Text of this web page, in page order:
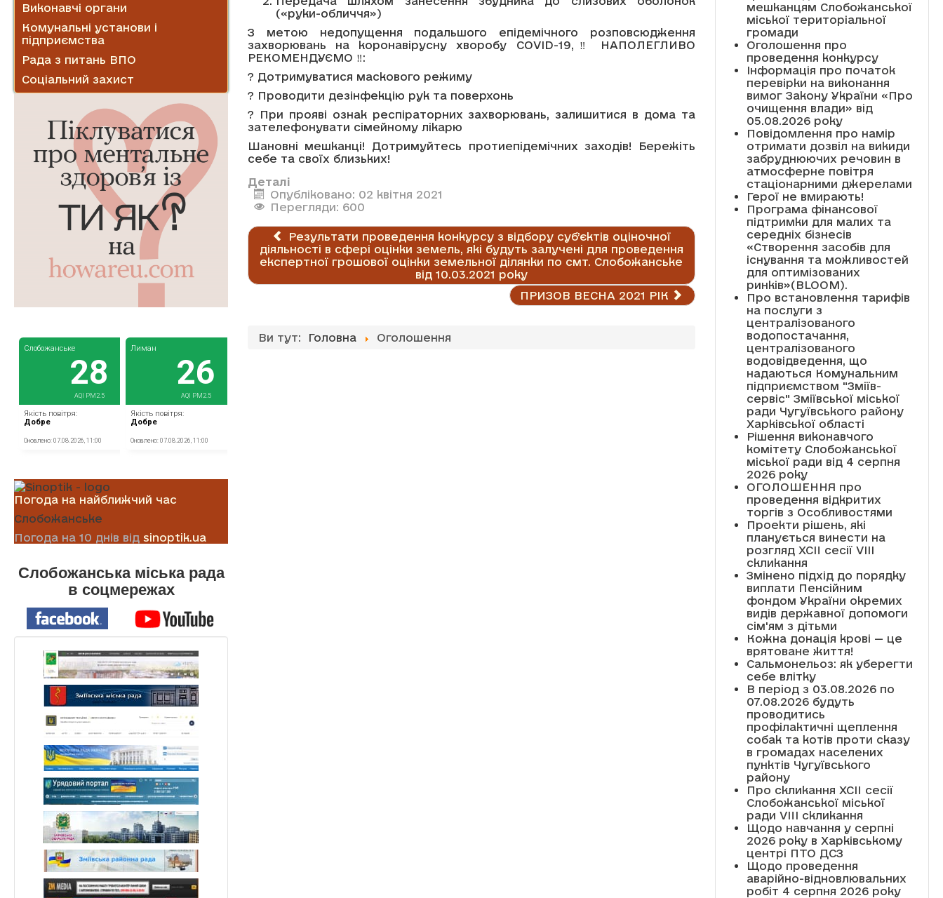
Виконавчі органи
Комунальні установи і
підприємства
Рада з питань ВПО
Соціальний захист
Погода на найближчий час
Слобожанське
Погода на 10 днів від sinoptik.ua
Слобожанська міська рада
в соцмережах
(«руки-обличчя»)
З метою недопущення подальшого епідемічного розповсюдження
захворювань на коронавірусну хворобу COVID-19,‼ НАПОЛЕГЛИВО
РЕКОМЕНДУЄМО ‼:
? Дотримуватися маскового режиму
? Проводити дезінфекцію рук та поверхонь
? При прояві ознак респіраторних захворювань, залишитися в дома та
зателефонувати сімейному лікарю
Шановні мешканці! Дотримуйтесь протиепідемічних заходів! Бережіть
себе та своїх близьких!
Деталі
Опубліковано: 02 квітня 2021
Перегляди: 600
Результати проведення конкурсу з відбору суб’єктів оціночної
діяльності в сфері оцінки земель, які будуть залучені для проведення
експертної грошової оцінки земельної ділянки по смт. Слобожанське
від 10.03.2021 року
ПРИЗОВ ВЕСНА 2021 РІК
Ви тут: Головна Оголошення
мешканцям Слобожанської
міської територіальної
громади
Оголошення про
проведення конкурсу
Інформація про початок
перевірки на виконання
вимог Закону України «Про
очищення влади» від
05.08.2026 року
Повідомлення про намір
отримати дозвіл на викиди
забруднюючих речовин в
атмосферне повітря
стаціонарними джерелами
Герої не вмирають!
Програма фінансової
підтримки для малих та
середніх бізнесів
«Створення засобів для
існування та можливостей
для оптимізованих
ринків»(BLOOM).
Про встановлення тарифів
на послуги з
централізованого
водопостачання,
централізованого
водовідведення, що
надаються Комунальним
підприємством "Зміїв-
сервіс" Зміївської міської
ради Чугуївського району
Харківської області
Рішення виконавчого
комітету Слобожанської
міської ради від 4 серпня
2026 року
ОГОЛОШЕННЯ про
проведення відкритих
торгів з Особливостями
Проекти рішень, які
планується винести на
розгляд XCII сесії VІІІ
скликання
Змінено підхід до порядку
виплати Пенсійним
фондом України окремих
видів державної допомоги
сім'ям з дітьми
Кожна донація крові — це
врятоване життя!
Сальмонельоз: як уберегти
себе влітку
В період з 03.08.2026 по
07.08.2026 будуть
проводитись
профілактичні щеплення
собак та котів проти сказу
в громадах населених
пунктів Чугуївського
району
Про скликання XCII сесії
Слобожанської міської
ради VIII скликання
Щодо навчання у серпні
2026 року в Харківському
центрі ПТО ДСЗ
Щодо проведення
аварійно-відновлювальних
робіт 4 серпня 2026 року